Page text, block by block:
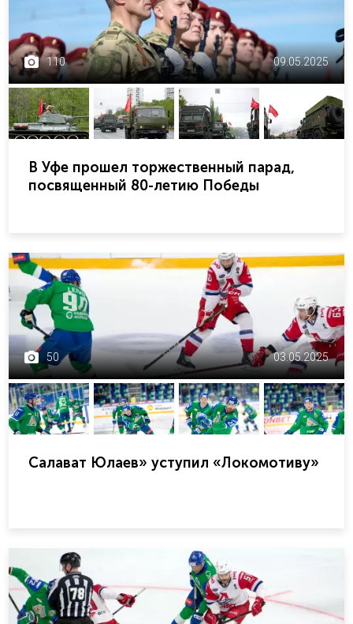
110 09.05.2025
В Уфе прошел торжественный парад,
посвященный 80-летию Победы
50 03.05.2025
Салават Юлаев» уступил «Локомотиву»